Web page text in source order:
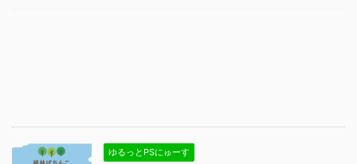
ゆるっとPSにゅーす